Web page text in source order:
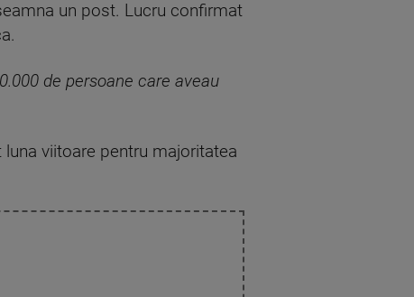
un post. Lucru confirmat
de persoane care aveau
viitoare pentru majoritatea